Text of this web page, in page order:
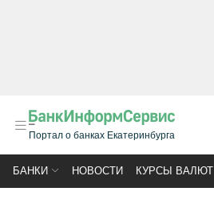
Портал о банках Екатеринбурга
БАНКИ НОВОСТИ КУРСЫ ВАЛЮТ